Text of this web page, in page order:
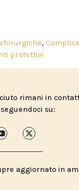
,
protettivi
rimani in
su:
aggiornato in